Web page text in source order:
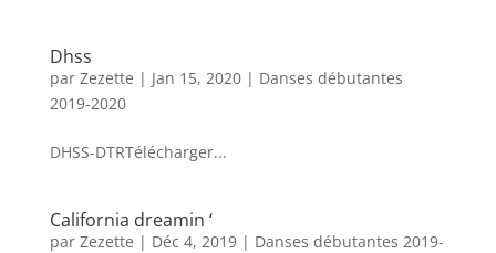
Dhss
par Zezette | Jan 15, 2020| Danses débutantes
2019-2020
DHSS-DTRTélécharger...
California dreamin ‘
par Zezette | Déc 4, 2019| Danses débutantes 2019-